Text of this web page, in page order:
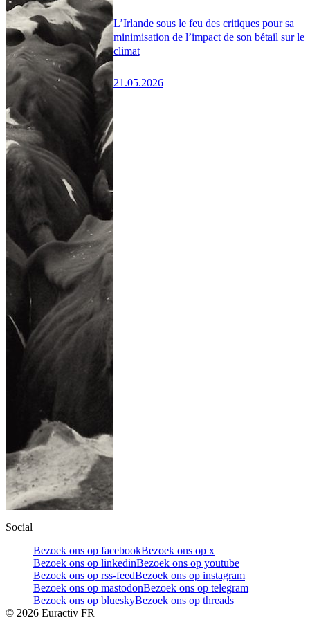
L’Irlande sous le feu des critiques pour sa
minimisation de l’impact de son bétail sur le
climat
21.05.2026
Social
Bezoek ons op facebookBezoek ons op x
Bezoek ons op linkedinBezoek ons op youtube
Bezoek ons op rss-feedBezoek ons op instagram
Bezoek ons op mastodonBezoek ons op telegram
Bezoek ons op blueskyBezoek ons op threads
© 2026 Euractiv FR